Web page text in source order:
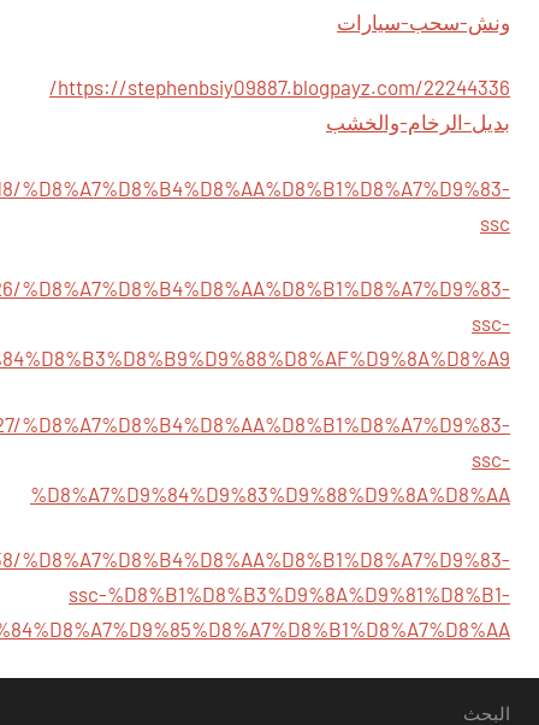
ونش-سحب-سيارات
https://stephenbsiy09887.blogpayz.com/22244336/
بديل-الرخام-والخشب
ssc
ssc-
ssc-
%D8%A7%D9%84%D9%83%D9%88%D9%8A%D8%AA
ssc-%D8%B1%D8%B3%D9%8A%D9%81%D8%B1-
البحث